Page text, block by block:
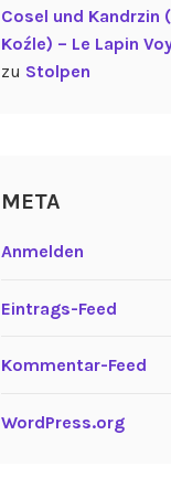
Cosel und Kandrzin
Koźle) – Le Lapin
zu Stolpen
META
Anmelden
Eintrags-Feed
Kommentar-Feed
WordPress.org